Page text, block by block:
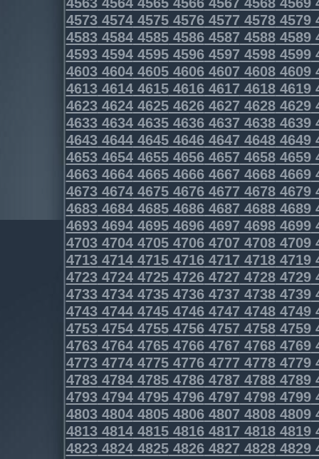
4573457445754576457745784579
4583458445854586458745884589
4593459445954596459745984599
4603460446054606460746084609
4613461446154616461746184619
4623462446254626462746284629
4633463446354636463746384639
4643464446454646464746484649
4653465446554656465746584659
4663466446654666466746684669
4673467446754676467746784679
4683468446854686468746884689
4693469446954696469746984699
4703470447054706470747084709
4713471447154716471747184719
4723472447254726472747284729
4733473447354736473747384739
4743474447454746474747484749
4753475447554756475747584759
4763476447654766476747684769
4773477447754776477747784779
4783478447854786478747884789
4793479447954796479747984799
4803480448054806480748084809
4813481448154816481748184819
4823482448254826482748284829